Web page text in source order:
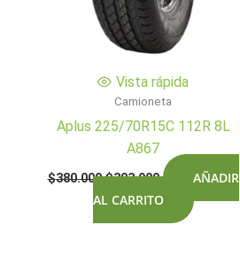
Vista rápida
Camioneta
Aplus 225/70R15C 112R 8L
A867
$380.000El
original
era:
$303.900El
actual
es:
AÑADIR
AL CARRITO